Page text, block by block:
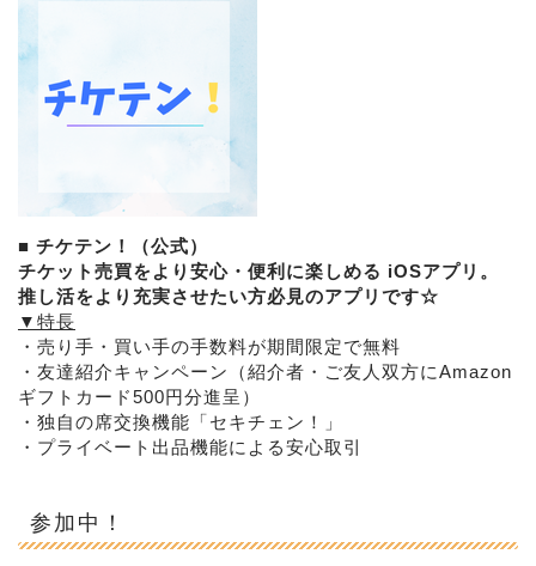
■ チケテン！（公式）
チケット売買をより安心・便利に楽しめる iOSアプリ。
推し活をより充実させたい方必見のアプリです☆
▼特長
・売り手・買い手の手数料が期間限定で無料
・友達紹介キャンペーン（紹介者・ ご友人双方にAmazon
ギフトカード500円分進呈）
・独自の席交換機能「セキチェン！」
・プライベート出品機能による安心取引
参加中！